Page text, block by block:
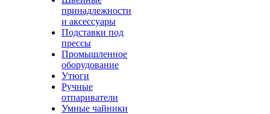
принадлежности
и аксессуары
Подставки под
прессы
Промышленное
оборудование
Утюги
Ручные
отпариватели
Умные чайники